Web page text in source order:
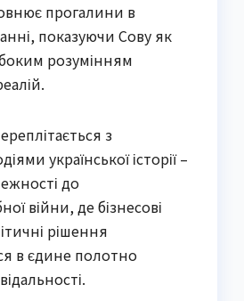
прогалини в
показуючи Сову як
розумінням
з
української історії –
до
війни, де бізнесові
рішення
в єдине полотно